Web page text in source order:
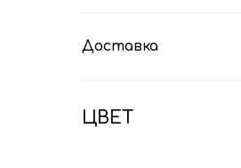
Доставка
ЦВЕТ